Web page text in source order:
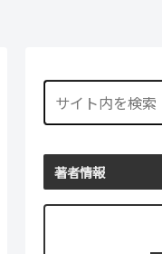
著者情報